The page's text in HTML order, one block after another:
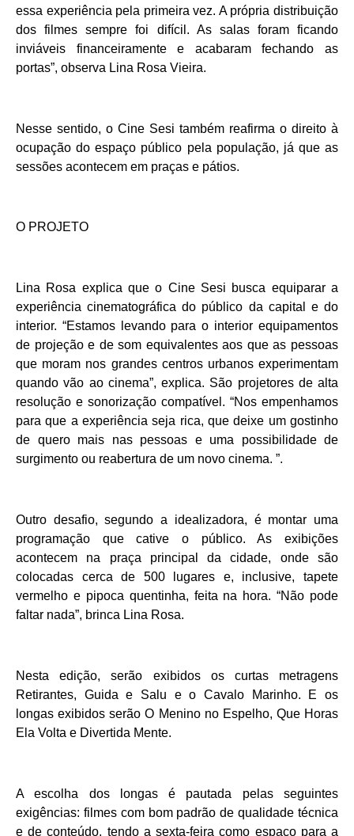
essa experiência pela primeira vez. A própria distribuição
dos filmes sempre foi difícil. As salas foram ficando
inviáveis financeiramente e acabaram fechando as
portas”, observa Lina Rosa Vieira.
Nesse sentido, o Cine Sesi também reafirma o direito à
ocupação do espaço público pela população, já que as
sessões acontecem em praças e pátios.
O PROJETO
Lina Rosa explica que o Cine Sesi busca equiparar a
experiência cinematográfica do público da capital e do
interior. “Estamos levando para o interior equipamentos
de projeção e de som equivalentes aos que as pessoas
que moram nos grandes centros urbanos experimentam
quando vão ao cinema”, explica. São projetores de alta
resolução e sonorização compatível. “Nos empenhamos
para que a experiência seja rica, que deixe um gostinho
de quero mais nas pessoas e uma possibilidade de
surgimento ou reabertura de um novo cinema. ”.
Outro desafio, segundo a idealizadora, é montar uma
programação que cative o público. As exibições
acontecem na praça principal da cidade, onde são
colocadas cerca de 500 lugares e, inclusive, tapete
vermelho e pipoca quentinha, feita na hora. “Não pode
faltar nada”, brinca Lina Rosa.
Nesta edição, serão exibidos os curtas metragens
Retirantes, Guida e Salu e o Cavalo Marinho. E os
longas exibidos serão O Menino no Espelho, Que Horas
Ela Volta e Divertida Mente.
A escolha dos longas é pautada pelas seguintes
exigências: filmes com bom padrão de qualidade técnica
e de conteúdo, tendo a sexta-feira como espaço para a